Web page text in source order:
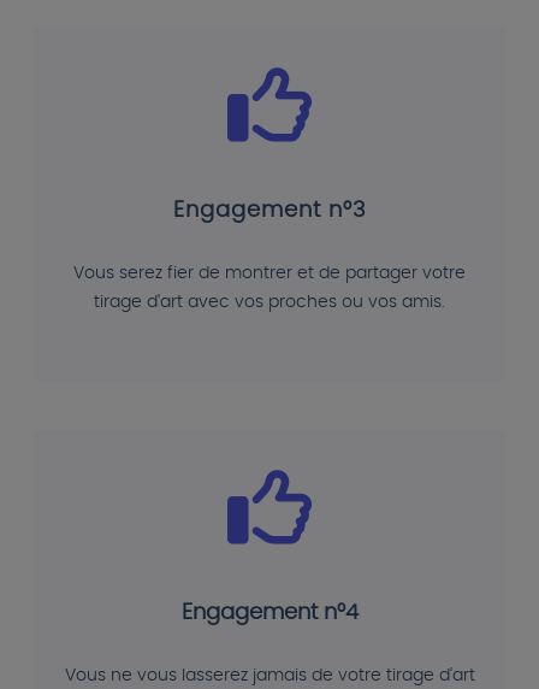
Engagement n°3
Vous serez fier de montrer et de partager votre
tirage d'art avec vos proches ou vos amis.
Engagement n°4
Vous ne vous lasserez jamais de votre tirage d'art